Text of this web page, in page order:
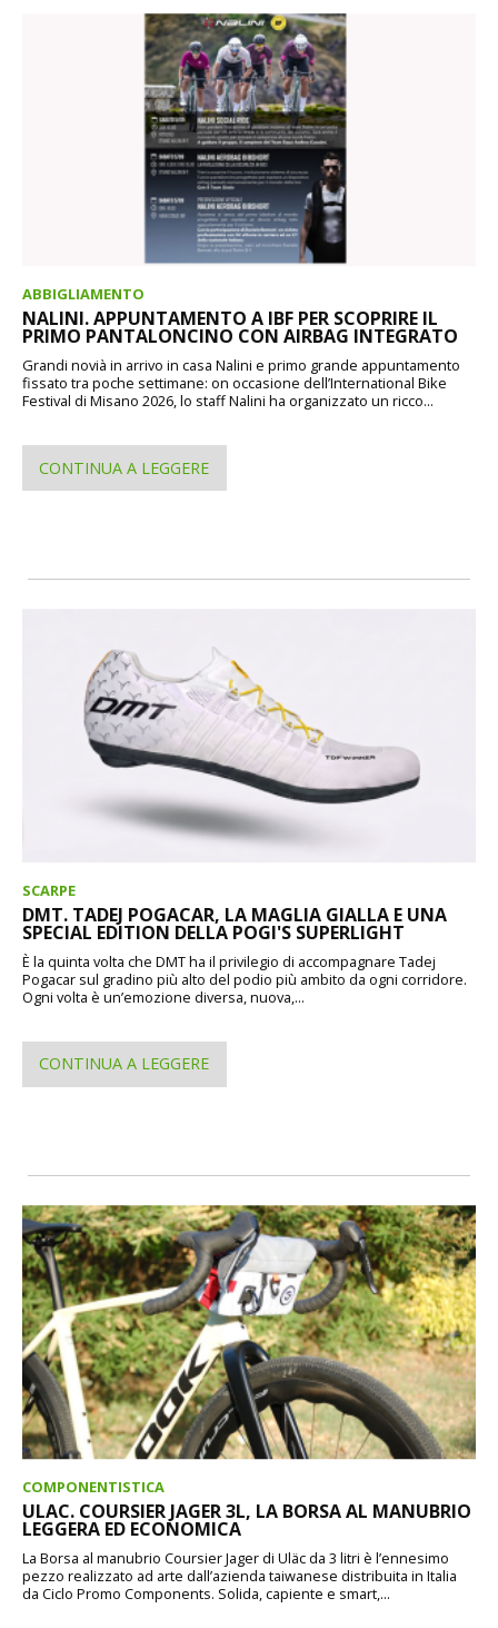
ABBIGLIAMENTO
NALINI. APPUNTAMENTO A IBF PER SCOPRIRE IL
PRIMO PANTALONCINO CON AIRBAG INTEGRATO
Grandi novià in arrivo in casa Nalini e primo grande appuntamento
fissato tra poche settimane: on occasione dell’International Bike
Festival di Misano 2026, lo staff Nalini ha organizzato un ricco...
CONTINUA A LEGGERE
SCARPE
DMT. TADEJ POGACAR, LA MAGLIA GIALLA E UNA
SPECIAL EDITION DELLA POGI'S SUPERLIGHT
È la quinta volta che DMT ha il privilegio di accompagnare Tadej
Pogacar sul gradino più alto del podio più ambito da ogni corridore.
Ogni volta è un’emozione diversa, nuova,...
CONTINUA A LEGGERE
COMPONENTISTICA
ULAC. COURSIER JAGER 3L, LA BORSA AL MANUBRIO
LEGGERA ED ECONOMICA
La Borsa al manubrio Coursier Jager di Uläc da 3 litri è l’ennesimo
pezzo realizzato ad arte dall’azienda taiwanese distribuita in Italia
da Ciclo Promo Components. Solida, capiente e smart,...